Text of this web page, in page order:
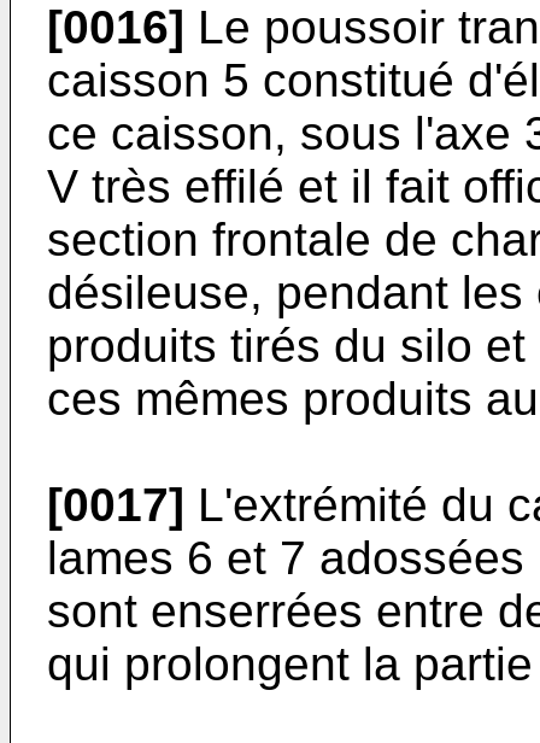
[0016] Le poussoir
caisson 5 constitué
ce caisson, sous l'axe
V très effilé et il fait
section frontale de
désileuse, pendant
produits tirés du silo
ces mêmes produits
[0017] L'extrémité du
lames 6 et 7
sont enserrées entre
qui prolongent la